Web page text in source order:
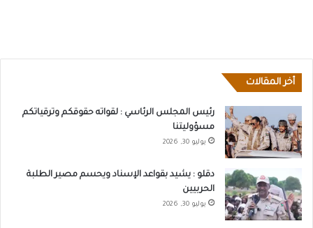
أخر المقالات
رئيس المجلس الرئاسي : لقواته حقوقكم وترقياتكم
مسؤوليتنا
يوليو 30, 2026
دقلو : يشيد بقواعد الإسناد ويحسم مصير الطلبة
الحربيين
يوليو 30, 2026